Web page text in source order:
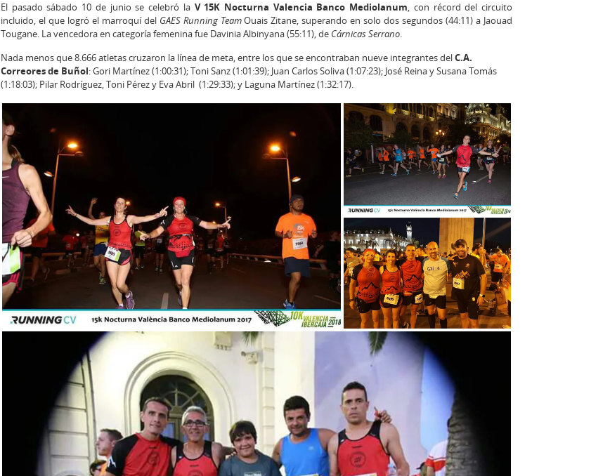
El pasado sábado 10 de junio se celebró la V 15K Nocturna Valencia Banco Mediolanum, con récord del circuito
incluido, el que logró el marroquí del GAES Running TeamOuais Zitane, superando en solo dos segundos (44:11) a Jaouad
Tougane. La vencedora en categoría femenina fue Davinia Albinyana (55:11), de Cárnicas Serrano.
Nada menos que 8.666 atletas cruzaron la línea de meta, entre los que se encontraban nueve integrantes delC.A.
Correores de Buñol: Gori Martínez (1:00:31); Toni Sanz (1:01:39); Juan Carlos Soliva (1:07:23); José Reina y Susana Tomás
(1:18:03); Pilar Rodríguez, Toni Pérez y Eva Abril (1:29:33); y Laguna Martínez (1:32:17).